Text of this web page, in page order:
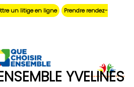
un litige en ligne
Prendre rendez-
YVELINES